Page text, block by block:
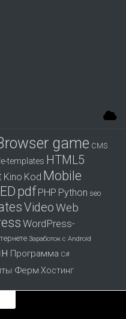
game CMS
templates HTML5
Kino Kod Mobile
pdf PHP Python seo
VideoWeb
WordPress-
Заработок с Android
Программа С#
Ферм Хостинг